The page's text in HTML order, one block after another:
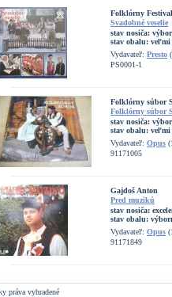
Folklórny
Svadobné veselie
stav nosiča:
stav obalu: veľmi
Vydavateľ: Presto
PS0001-1
Folklórny súbor
Folklórny súbor
stav nosiča:
stav obalu: veľmi
Vydavateľ: Opus
91171005
Gajdoš Anton
Pred muzikú
stav nosiča:
stav obalu:
Vydavateľ: Opus
91171849
práva vyhradené